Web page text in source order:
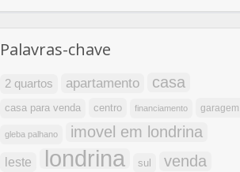
Palavras-chave
2 quartos apartamento casa
casa para venda centro financiamento garagem
gleba palhano imovel em londrina
leste londrina sul venda